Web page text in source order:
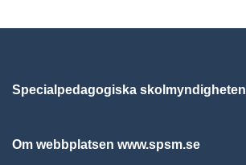
Specialpedagogiska skolmyndigheten
Om webbplatsen www.spsm.se